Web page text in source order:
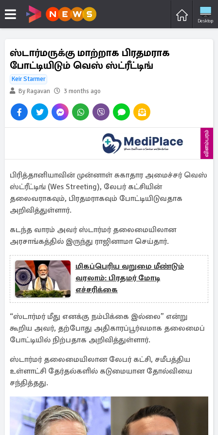
Desktop
ஸ்டார்மருக்கு மாற்றாக பிரதமராக
போட்டியிடும் வெஸ் ஸ்ட்ரீட்டிங்
Keir Starmer
By Ragavan
3 months ago
விளம்பரம்
பிரித்தானியாவின் முன்னாள் சுகாதார அமைச்சர் வெஸ்
ஸ்ட்ரீட்டிங் (Wes Streeting), லேபர் கட்சியின்
தலைவராகவும், பிரதமராகவும் போட்டியிடுவதாக
அறிவித்துள்ளார்.
கடந்த வாரம் அவர் ஸ்டார்மர் தலைமையிலான
அரசாங்கத்தில் இருந்து ராஜினாமா செய்தார்.
மிகப்பெரிய வறுமை மீண்டும்
வரலாம்: பிரதமர் மோடி
எச்சரிக்கை
“ஸ்டார்மர் மீது எனக்கு நம்பிக்கை இல்லை” என்று
கூறிய அவர், தற்போது அதிகாரப்பூர்வமாக தலைமைப்
போட்டியில் நிற்பதாக அறிவித்துள்ளார்.
ஸ்டார்மர் தலைமையிலான லேபர் கட்சி, சமீபத்திய
உள்ளாட்சி தேர்தல்களில் கடுமையான தோல்வியை
சந்தித்தது.